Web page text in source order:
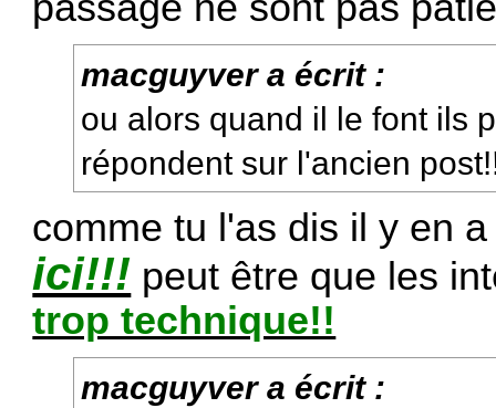
macguyver a écrit :
ou alors quand il le font ils
répondent sur l'ancien
comme tu l'as dis il y en
ici!!! peut être que les
trop technique!!
macguyver a écrit :